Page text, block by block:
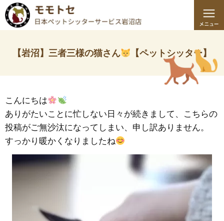
【岩沼】三者三様の猫さん 【ペットシッター】
こんにちは
ありがたいことに忙しない日々が続きまして、こちらの
投稿がご無沙汰になってしまい、申し訳ありません。
すっかり暖かくなりましたね